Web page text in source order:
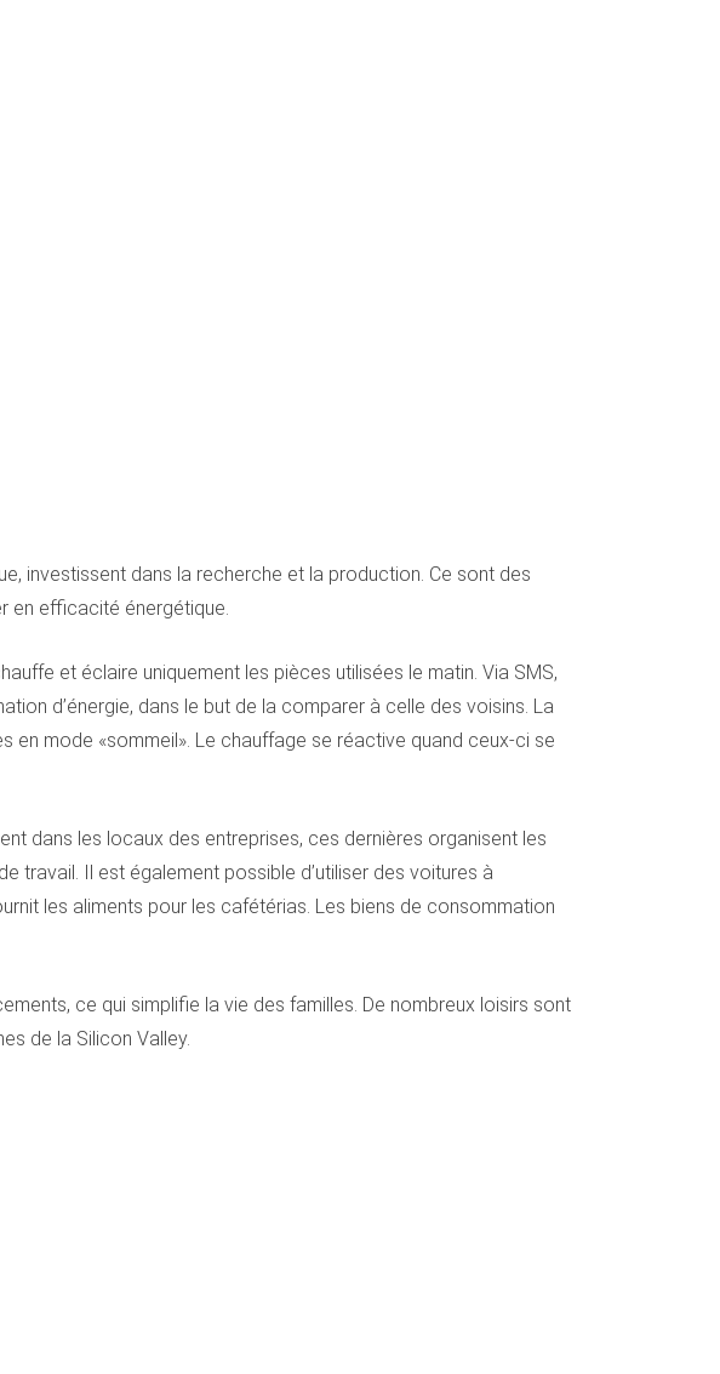
investissent dans la recherche et la production. Ce sont des
en efficacité énergétique.
et éclaire uniquement les pièces utilisées le matin. Via SMS,
d’énergie, dans le but de la comparer à celle des voisins. La
mode «sommeil». Le chauffage se réactive quand ceux-ci se
dans les locaux des entreprises, ces dernières organisent les
Il est également possible d’utiliser des voitures à
les aliments pour les cafétérias. Les biens de consommation
ce qui simplifie la vie des familles. De nombreux loisirs sont
de la Silicon Valley.